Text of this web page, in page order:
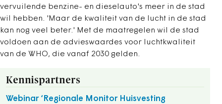
vervuilende benzine- en dieselauto's meer in de stad
wil hebben. 'Maar de kwaliteit van de lucht in de stad
kan nog veel beter.' Met de maatregelen wil de stad
voldoen aan de advieswaardes voor luchtkwaliteit
van de WHO, die vanaf 2030 gelden.
Kennispartners
Webinar ‘Regionale Monitor Huisvesting